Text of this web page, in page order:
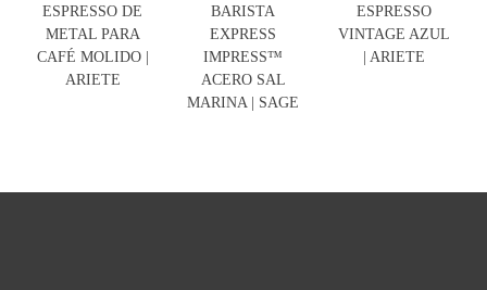
ESPRESSO DE
METAL PARA
CAFÉ MOLIDO |
ARIETE
BARISTA
EXPRESS
IMPRESS™
ACERO SAL
MARINA | SAGE
ESPRESSO
VINTAGE AZUL
| ARIETE